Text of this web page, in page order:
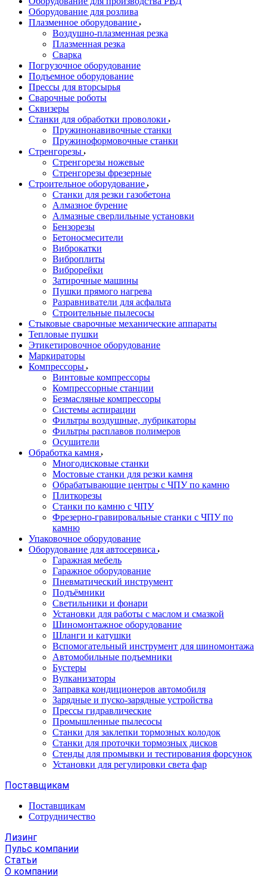
Оборудование для розлива
Плазменное оборудование
Воздушно-плазменная резка
Плазменная резка
Сварка
Погрузочное оборудование
Подъемное оборудование
Прессы для вторсырья
Сварочные роботы
Сквизеры
Станки для обработки проволоки
Пружинонавивочные станки
Пружиноформовочные станки
Стренгорезы
Стренгорезы ножевые
Стренгорезы фрезерные
Строительное оборудование
Станки для резки газобетона
Алмазное бурение
Алмазные сверлильные установки
Бензорезы
Бетоносмесители
Виброкатки
Виброплиты
Виброрейки
Затирочные машины
Пушки прямого нагрева
Разравниватели для асфальта
Строительные пылесосы
Стыковые сварочные механические аппараты
Тепловые пушки
Этикетировочное оборудование
Маркираторы
Компрессоры
Винтовые компрессоры
Компрессорные станции
Безмасляные компрессоры
Системы аспирации
Фильтры воздушные, лубрикаторы
Фильтры расплавов полимеров
Осушители
Обработка камня
Многодисковые станки
Мостовые станки для резки камня
Обрабатывающие центры с ЧПУ по камню
Плиткорезы
Станки по камню с ЧПУ
Фрезерно-гравировальные станки с ЧПУ по
камню
Упаковочное оборудование
Оборудование для автосервиса
Гаражная мебель
Гаражное оборудование
Пневматический инструмент
Подъёмники
Светильники и фонари
Установки для работы с маслом и смазкой
Шиномонтажное оборудование
Шланги и катушки
Вспомогательный инструмент для шиномонтажа
Автомобильные подъемники
Бустеры
Вулканизаторы
Заправка кондиционеров автомобиля
Зарядные и пуско-зарядные устройства
Прессы гидравлические
Промышленные пылесосы
Станки для заклепки тормозных колодок
Станки для проточки тормозных дисков
Стенды для промывки и тестирования форсунок
Установки для регулировки света фар
Поставщикам
Поставщикам
Сотрудничество
Лизинг
Пульс компании
Статьи
О компании